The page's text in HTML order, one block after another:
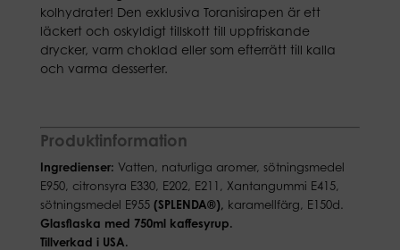
kolhydrater! Den exklusiva Toranisirapen är ett
läckert och oskyldigt tillskott till uppfriskande
drycker, varm choklad eller som efterrätt till kalla
och varma desserter.
Produktinformation
Ingredienser: Vatten, naturliga aromer, sötningsmedel
E950, citronsyra E330, E202, E211, Xantangummi E415,
sötningsmedel E955 (SPLENDA®), karamellfärg, E150d.
Glasflaska med 750ml kaffesyrup.
Tillverkad i USA.